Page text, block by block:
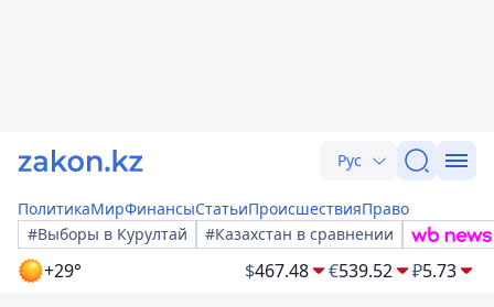
Рус
ПолитикаМирФинансыСтатьиПроисшествияПраво
#Выборы в Курултай
#Казахстан в сравнении
+29° $467.48 €539.52 ₽5.73